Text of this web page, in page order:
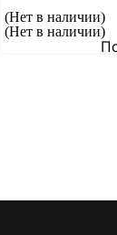
(Нет в наличии)
(Нет в наличии)